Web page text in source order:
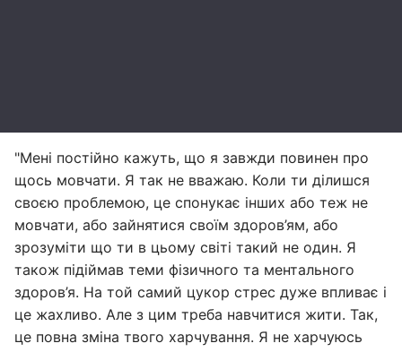
"Мені постійно кажуть, що я завжди повинен про
щось мовчати. Я так не вважаю. Коли ти ділишся
своєю проблемою, це спонукає інших або теж не
мовчати, або зайнятися своїм здоров’ям, або
зрозуміти що ти в цьому світі такий не один. Я
також підіймав теми фізичного та ментального
здоров’я. На той самий цукор стрес дуже впливає і
це жахливо. Але з цим треба навчитися жити. Так,
це повна зміна твого харчування. Я не харчуюсь